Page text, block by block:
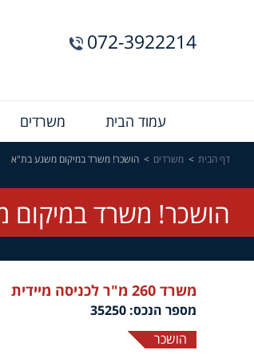
072-3922214
עמוד הבית משרדים
דף הבית משרדים הושכר! משרד במיקום משגע בת"א
הושכר! משרד
משרד 260 מ"ר לכניסה מיידית
מספר הנכס: 35250
הושכר